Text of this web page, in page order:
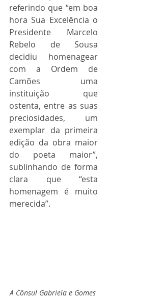
referindo que “em boa
hora Sua Excelência o
Presidente Marcelo
Rebelo de Sousa
decidiu homenagear
com a Ordem de
Camões uma
instituição que
ostenta, entre as suas
preciosidades, um
exemplar da primeira
edição da obra maior
do poeta maior”,
sublinhando de forma
clara que “esta
homenagem é muito
merecida”.
A Cônsul Gabriela e Gomes